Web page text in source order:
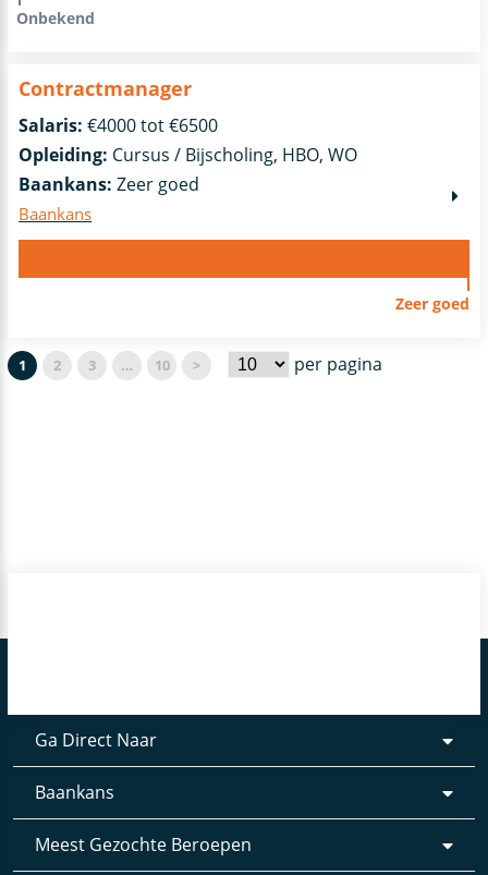
Onbekend
Contractmanager
Salaris: €4000 tot €6500
Opleiding: Cursus / Bijscholing, HBO, WO
Baankans: Zeer goed
Baankans
Zeer goed
1 2 3 … 10 > per pagina
Ga Direct Naar
Baankans
Meest Gezochte Beroepen